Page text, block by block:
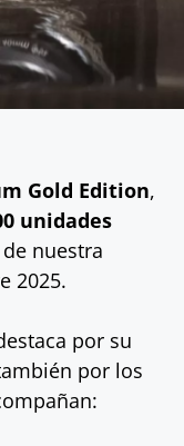
Gold Edition,
unidades
nuestra
2025.
por su
por los